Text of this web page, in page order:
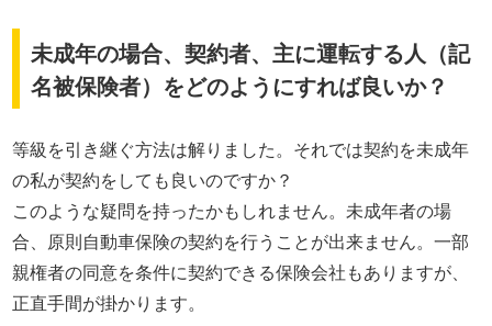
未成年の場合、契約者、主に運転する人（記
名被保険者）をどのようにすれば良いか？
等級を引き継ぐ方法は解りました。それでは契約を未成年
の私が契約をしても良いのですか？
このような疑問を持ったかもしれません。未成年者の場
合、原則自動車保険の契約を行うことが出来ません。一部
親権者の同意を条件に契約できる保険会社もありますが、
正直手間が掛かります。